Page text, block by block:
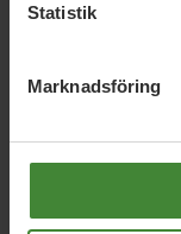
Statistik
Marknadsföring